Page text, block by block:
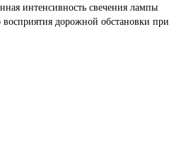
интенсивность свечения лампы
восприятия дорожной обстановки при